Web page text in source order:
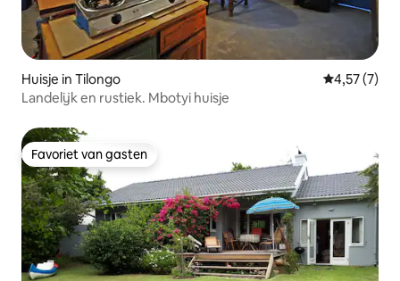
Huisje in Tilongo
4,57 (7)
Landelijk en rustiek. Mbotyi huisje
Favoriet van gasten
Favoriet van gasten